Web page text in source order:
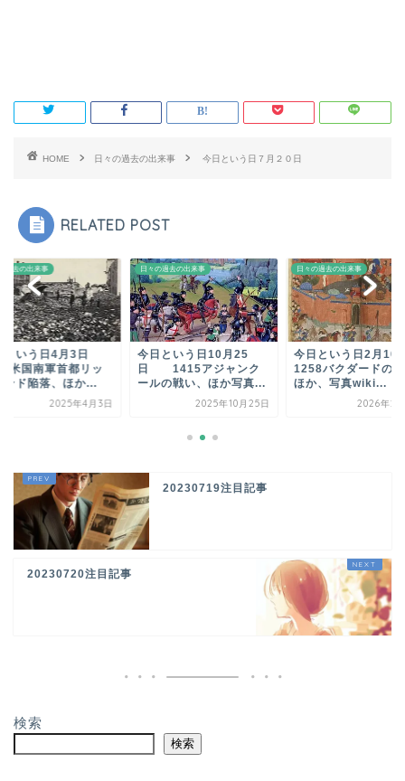
HOME 日々の過去の出来事 今日という日７月２０日
RELATED POST
過去の出来事
という日4月3日
米国南軍首都リッ
ンド陥落、ほか...
2025年4月3日
日々の過去の出来事
今日という日10月25
日 1415アジャンク
ールの戦い、ほか写真...
2025年10月25日
日々の過去の出来事
今日という日2月
1258バクダードの
ほか、写真wiki...
2026年2
20230719注目記事
20230720注目記事
検索
検索